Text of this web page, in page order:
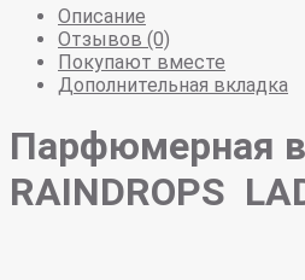
Описание
Отзывов (0)
Покупают вместе
Дополнительная вкладка
Парфюмерная
RAINDROPS